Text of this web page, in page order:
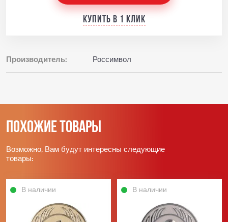
Купить в 1 клик
Производитель: Россимвол
Похожие товары
Возможно, Вам будут интересны следующие
товары:
В наличии В наличии